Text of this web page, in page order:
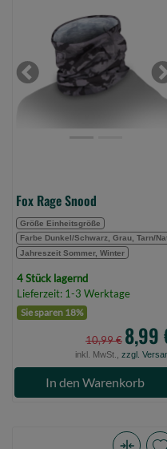
(Bild
0)Previous
Fox Rage Snood
Größe Einheitsgröße
Farbe Dunkel/Schwarz, Grau, Tarn/
Jahreszeit Sommer, Winter
4 Stück lagernd
Lieferzeit: 1-3 Werktage
Sie sparen 18%
10,99 € 8,99
inkl. MwSt., zzgl.
In den Warenkorb